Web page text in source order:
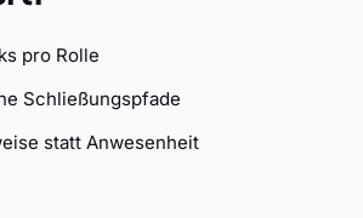
pro Rolle
Schließungspfade
statt Anwesenheit